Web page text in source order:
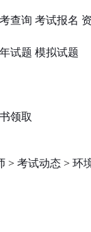
查询 考试报名
试题 模拟试题
领取
> 考试动态 > 环